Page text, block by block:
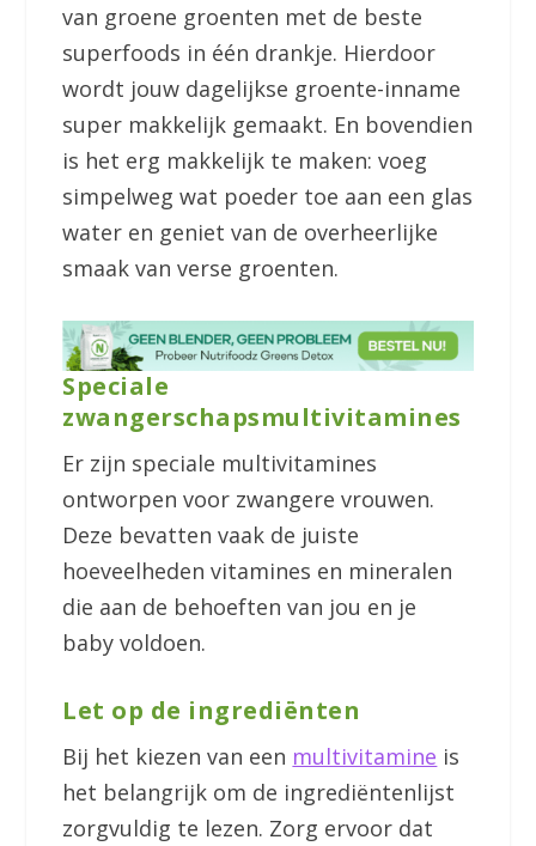
van groene groenten met de beste
superfoods in één drankje. Hierdoor
wordt jouw dagelijkse groente-inname
super makkelijk gemaakt. En bovendien
is het erg makkelijk te maken: voeg
simpelweg wat poeder toe aan een glas
water en geniet van de overheerlijke
smaak van verse groenten.
Speciale
zwangerschapsmultivitamines
Er zijn speciale multivitamines
ontworpen voor zwangere vrouwen.
Deze bevatten vaak de juiste
hoeveelheden vitamines en mineralen
die aan de behoeften van jou en je
baby voldoen.
Let op de ingrediënten
Bij het kiezen van een multivitamine is
het belangrijk om de ingrediëntenlijst
zorgvuldig te lezen. Zorg ervoor dat